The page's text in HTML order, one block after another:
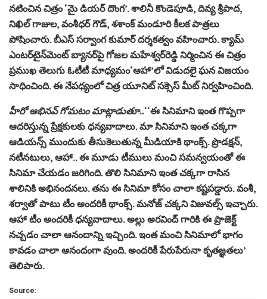
నటించిన చిత్రం ‘మై డియర్ దొంగ’. శాలినీ కొండెపూడి, దివ్య శ్రీపాద,
నిఖిల్ గాజుల, వంశీధర్ గౌడ్, శశాంక్ మండూరి కీలక పాత్రలు
పోషించారు. బీఎస్ సర్వాంగ కుమార్ దర్శకత్వం వహించారు. క్యామ్
ఎంటర్‌టైన్‌మెంట్ బ్యానర్‌పై గోజల మహేశ్వర్‌రెడ్డి నిర్మించిన ఈ చిత్రం
ప్రముఖ తెలుగు ఓటీటీ మాధ్యమం‘ఆహా’లో విడుదలై ఘన విజయం
సాధించింది. ఈ నేపధ్యంలో చిత్ర యూనిట్ సక్సెస్ మీట్ నిర్వహించింది.
హీరో అభినవ్ గోమటం మాట్లాడుతూ..‘‘ఈ సినిమాని ఇంత గొప్పగా
ఆదరిస్తున్న ప్రేక్షకులకు ధన్యవాదాలు. మా సినిమాని ఇంత చక్కగా
ఆడియన్స్ ముందుకు తీసుకెలుతున్న మీడియాకి థాంక్స్. ప్రొడక్షన్,
నటీనటులు, ఆహా.. ఈ మూడు టీములు మంచి సమన్వయంతో ఈ
సినిమా చేయడం జరిగింది. తొలి సినిమాని ఇంత చక్కగా రాసిన
శాలినికి అభినందనలు. తను ఈ సినిమా కోసం చాలా కష్టపడ్డారు. వంశీ,
శర్వాతో పాటు టీం అందరికీ థాంక్స్. మనోజ్ చక్కని విజువల్స్ ఇచ్చారు.
ఆహా టీం అందరికీ ధన్యవాదాలు. అల్లు అరవింద్ గారికి ఈ ప్రాజెక్ట్
నచ్చడం చాలా ఆనందాన్ని ఇచ్చింది. ఇంత మంచి సినిమాలో భాగం
కావడం చాలా ఆనందంగా వుంది. అందరికీ పేరుపేరునా కృతజ్ఞతలు’
తెలిపారు.
Source: